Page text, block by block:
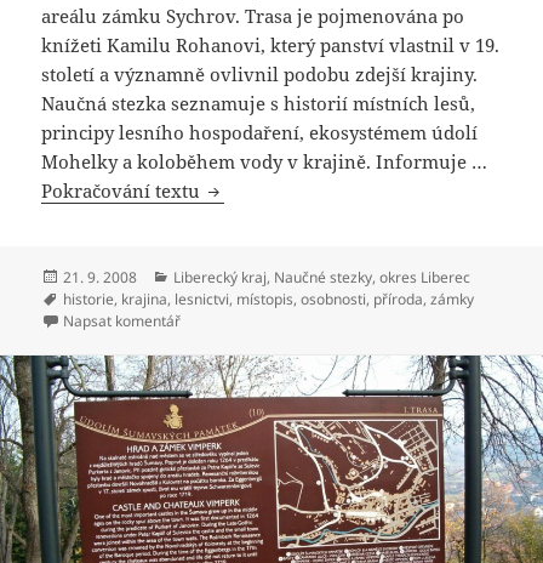
areálu zámku Sychrov. Trasa je pojmenována po
knížeti Kamilu Rohanovi, který panství vlastnil v 19.
století a významně ovlivnil podobu zdejší krajiny.
Naučná stezka seznamuje s historií místních lesů,
principy lesního hospodaření, ekosystémem údolí
Mohelky a koloběhem vody v krajině. Informuje …
Pokračování textu Naučná stezka Lesní putování s
Publikováno:
21. 9. 2008 Rubriky:
Liberecký kraj, Naučné stezky,okres Liberec
Štítky:
historie, krajina, lesnictvi, místopis,osobnosti, příroda,zámky
Napsat komentář